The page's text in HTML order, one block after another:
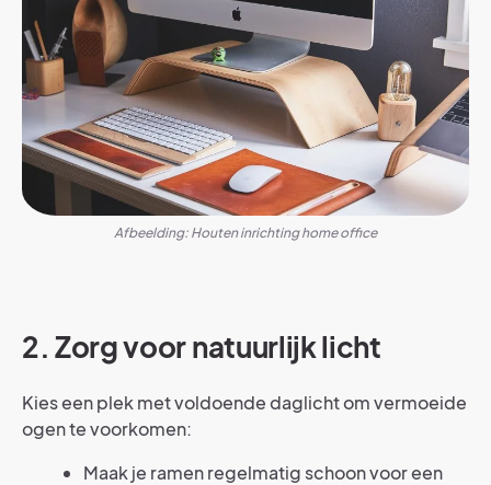
Afbeelding: Houten inrichting home office
2. Zorg voor natuurlijk licht
Kies een plek met voldoende daglicht om vermoeide
ogen te voorkomen:
Maak je ramen regelmatig schoon voor een